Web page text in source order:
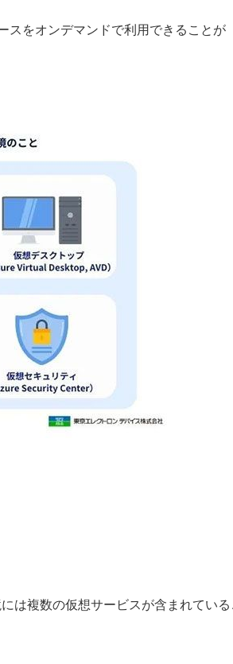
スをオンデマンドで利用できることが
は複数の仮想サービスが含まれている